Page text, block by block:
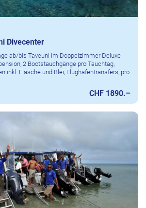
Divecenter
ab/bis Taveuni im Doppelzimmer Deluxe
2 Bootstauchgänge pro Tauchtag,
inkl. Flasche und Blei, Flughafentransfers, pro
CHF 1890.–